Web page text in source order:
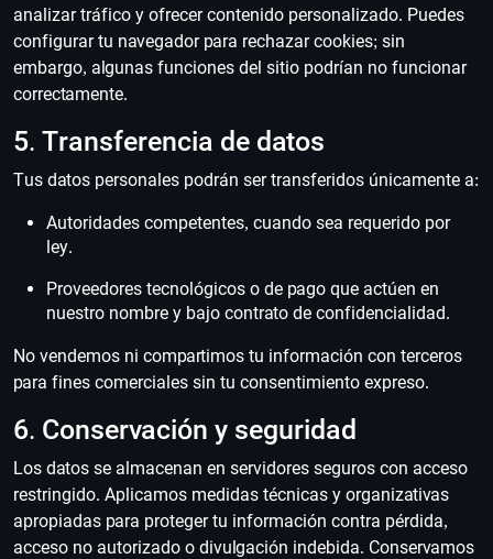
analizar tráfico y ofrecer contenido personalizado. Puedes
configurar tu navegador para rechazar cookies; sin
embargo, algunas funciones del sitio podrían no funcionar
correctamente.
5. Transferencia de datos
Tus datos personales podrán ser transferidos únicamente a:
Autoridades competentes, cuando sea requerido por
ley.
Proveedores tecnológicos o de pago que actúen en
nuestro nombre y bajo contrato de confidencialidad.
No vendemos ni compartimos tu información con terceros
para fines comerciales sin tu consentimiento expreso.
6. Conservación y seguridad
Los datos se almacenan en servidores seguros con acceso
restringido. Aplicamos medidas técnicas y organizativas
apropiadas para proteger tu información contra pérdida,
acceso no autorizado o divulgación indebida. Conservamos